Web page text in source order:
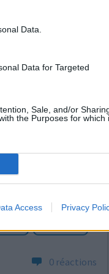
Data.
Data for Targeted
Sale, and/or
the Purposes for which
Access Privacy
vertiges
0 réactions